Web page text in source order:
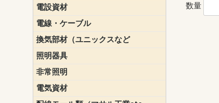
電設資材
パナソニッ
神保電器配
東芝配線器具
未来工業製品
三菱電機
明工社製品
テンパール
電線・ケーブル
換気部材（ユニックスなど
照明器具
非常照明
電気資材
数量